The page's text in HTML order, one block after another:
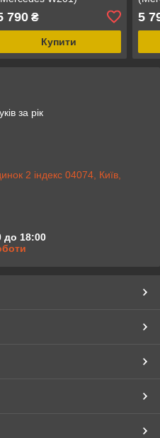
Чорно-білий
790₴
Купити
5
за рік
2 індекс 04074, Київ,
до 18:00